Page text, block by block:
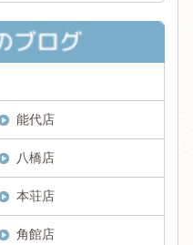
能代店
八橋店
本荘店
角館店